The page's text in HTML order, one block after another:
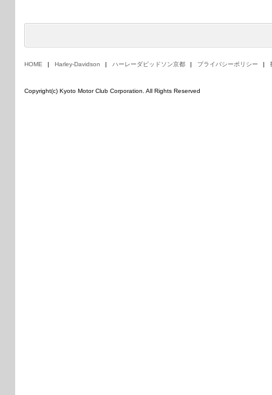
HOME Harley-Davidson ハーレーダビッドソン京都 プライバシーポリシー
Copyright(c) Kyoto Motor Club Corporation. All Rights Reserved